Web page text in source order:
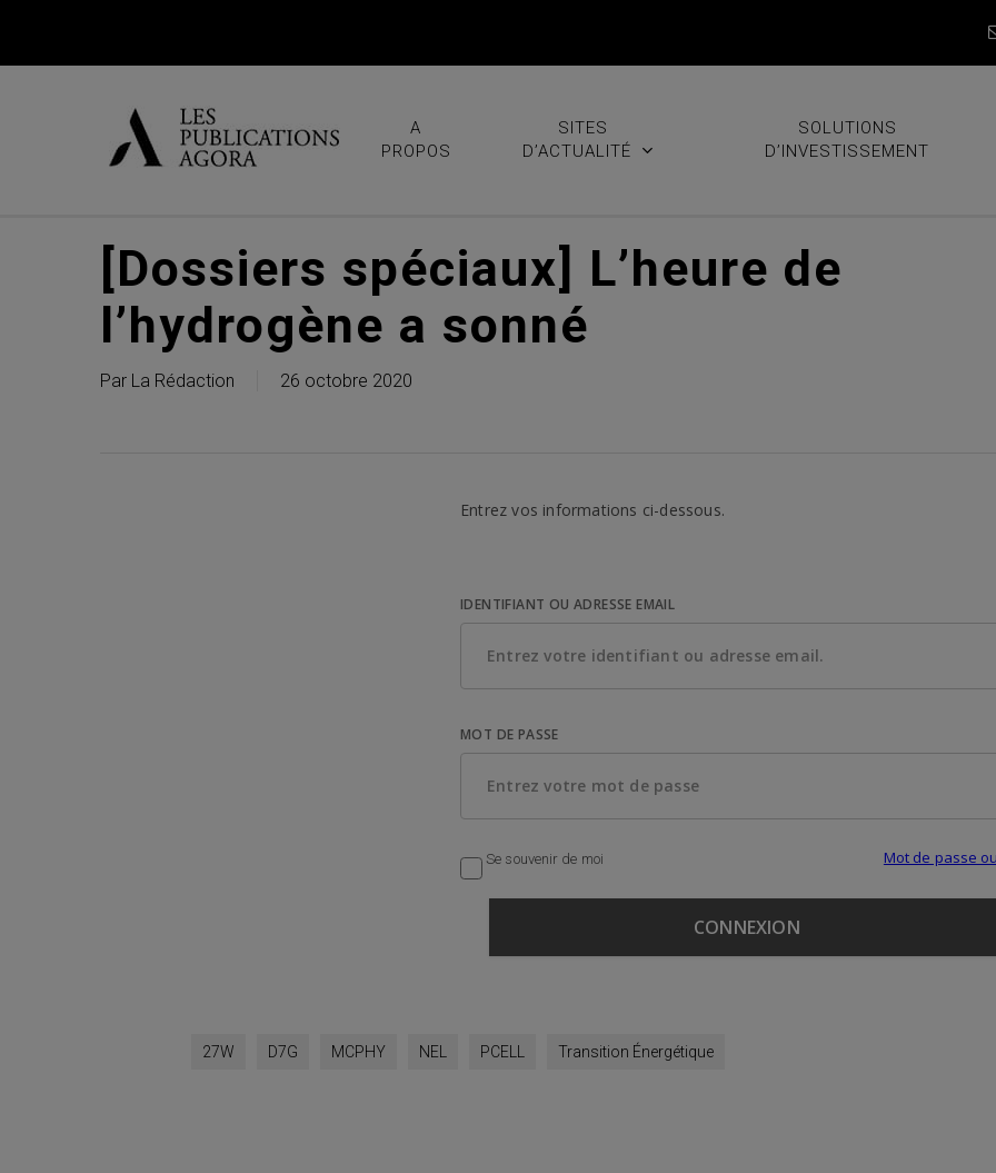
A
PROPOS
SITES
D’ACTUALITÉ
SOLUTIONS
D’INVESTISSEMENT
[Dossiers spéciaux] L’heure de
l’hydrogène a sonné
Par La Rédaction 26 octobre 2020
Entrez vos informations ci-dessous.
IDENTIFIANT OU ADRESSE EMAIL
MOT DE PASSE
Se souvenir de moi Mot de passe
27W D7G MCPHY NEL PCELL Transition Énergétique